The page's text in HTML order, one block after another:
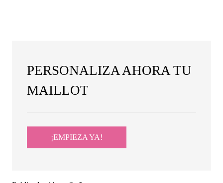
PERSONALIZA AHORA TU
MAILLOT
¡EMPIEZA YA!